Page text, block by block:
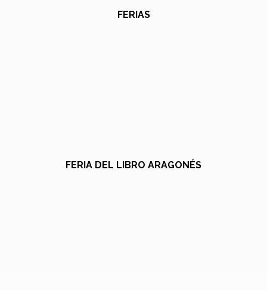
FERIAS
FERIA DEL LIBRO ARAGONÉS